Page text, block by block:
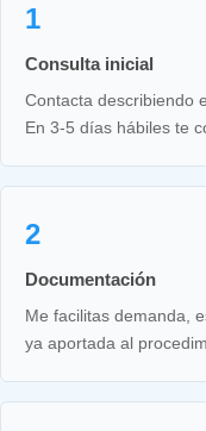
1
Consulta inicial
Contacta describiendo
En 3-5 días hábiles te
2
Documentación
Me facilitas demanda,
ya aportada al